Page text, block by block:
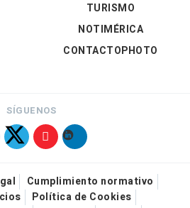
TURISMO
NOTIMÉRICA
CONTACTOPHOTO
SÍGUENOS
Cumplimiento normativo
Política de Cookies